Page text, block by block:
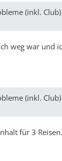
(inkl. Club)
weg war und
(inkl. Club)
für 3